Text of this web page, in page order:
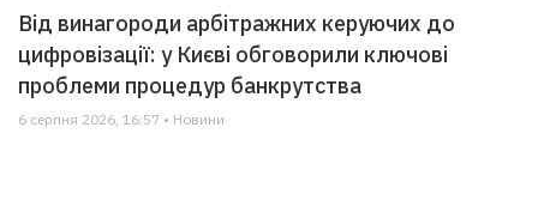
Від винагороди арбітражних керуючих до
цифровізації: у Києві обговорили ключові
проблеми процедур банкрутства
6 серпня 2026, 16:57 • Новини